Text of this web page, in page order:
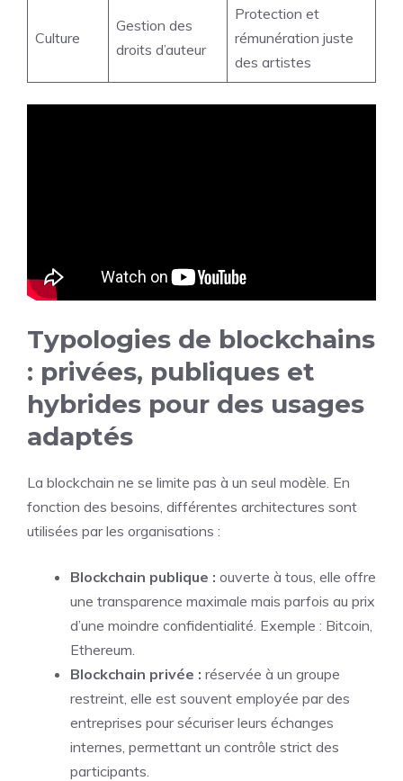
Culture
Gestion des
droits d’auteur
Protection et
rémunération juste
des artistes
Typologies de blockchains
: privées, publiques et
hybrides pour des usages
adaptés
La blockchain ne se limite pas à un seul modèle. En
fonction des besoins, différentes architectures sont
utilisées par les organisations :
Blockchain publique : ouverte à tous, elle offre
une transparence maximale mais parfois au prix
d’une moindre confidentialité. Exemple : Bitcoin,
Ethereum.
Blockchain privée : réservée à un groupe
restreint, elle est souvent employée par des
entreprises pour sécuriser leurs échanges
internes, permettant un contrôle strict des
participants.